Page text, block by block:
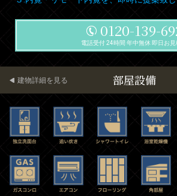
0120-139-
電話受付 24時間 年中無休 即日お見
部屋設備
建物詳細を見る